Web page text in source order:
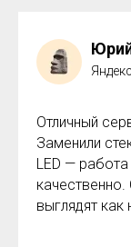
Отличный
Заменили
LED —
выглядят